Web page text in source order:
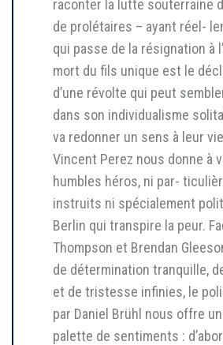
raconter la lutte souterraine
de prolétaires – ayant réel-
qui passe de la résignation à
mort du fils unique est le
d’une révolte qui peut
dans son individualisme
va redonner un sens à leur
Vincent Perez nous donne à
humbles héros, ni par-
instruits ni spécialement
Berlin qui transpire la peur.
Thompson et Brendan
de détermination tranquille,
et de tristesse infinies, le
par Daniel Brühl nous offre
palette de sentiments :